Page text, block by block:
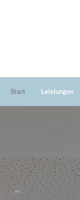
Start Leistungen